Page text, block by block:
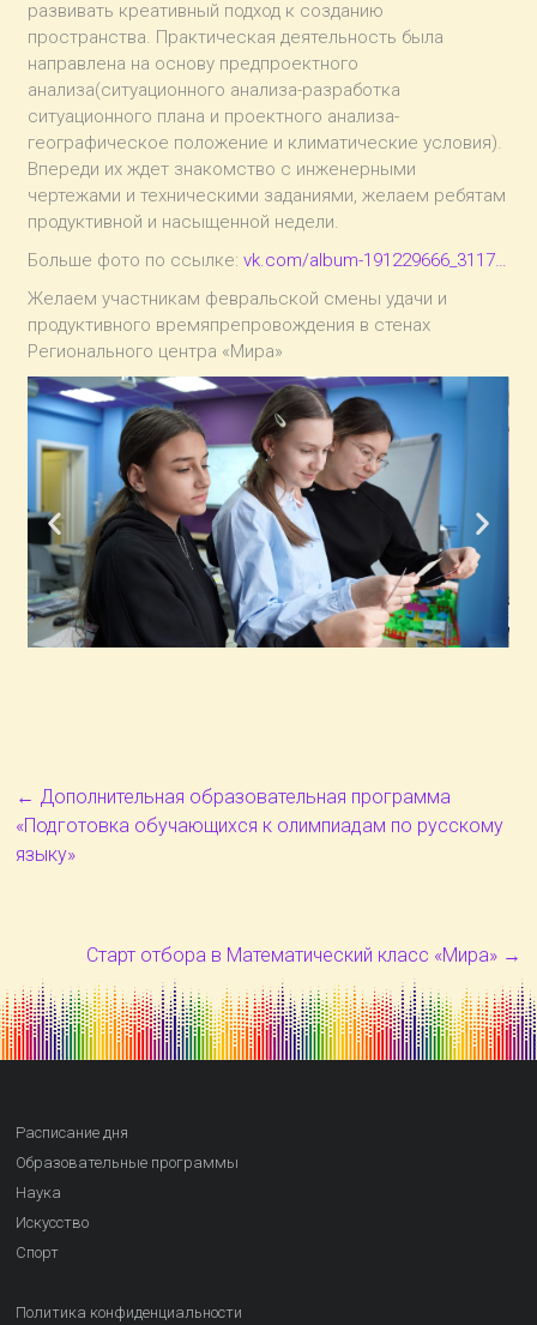
развивать креативный подход к созданию
пространства. Практическая деятельность была
направлена на основу предпроектного
анализа(ситуационного анализа-разработка
ситуационного плана и проектного анализа-
географическое положение и климатические условия).
Впереди их ждет знакомство с инженерными
чертежами и техническими заданиями, желаем ребятам
продуктивной и насыщенной недели.
Больше фото по ссылке:vk.com/album-191229666_3117…
Желаем участникам февральской смены удачи и
продуктивного времяпрепровождения в стенах
Регионального центра «Мира»
← Дополнительная образовательная программа
«Подготовка обучающихся к олимпиадам по русскому
языку»
Старт отбора в Математический класс «Мира» →
Расписание дня
Образовательные программы
Наука
Искусство
Спорт
Политика конфиденциальности